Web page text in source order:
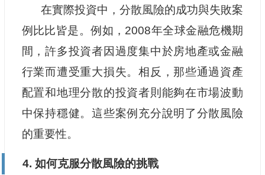
在實際投資中，分散風險的成功與失敗案
例比比皆是。例如，2008年全球金融危機期
間，許多投資者因過度集中於房地產或金融
行業而遭受重大損失。相反，那些通過資產
配置和地理分散的投資者則能夠在市場波動
中保持穩健。這些案例充分說明了分散風險
的重要性。
4. 如何克服分散風險的挑戰